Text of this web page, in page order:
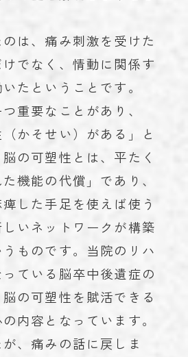
は、痛み刺激を受けた
でなく、情動に関係す
たということです。
重要なことがあり、
（かそせい）がある」と
の可塑性とは、平たく
機能の代償」であり、
した手足を使えば使う
いネットワークが構築
ものです。当院のリハ
ている脳卒中後遺症の
の可塑性を賦活できる
内容となっています。
、痛みの話に戻しま